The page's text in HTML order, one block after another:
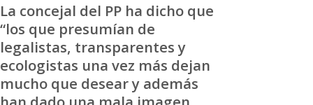
La concejal del PP ha dicho que
“los que presumían de
legalistas, transparentes y
ecologistas una vez más dejan
mucho que desear y además